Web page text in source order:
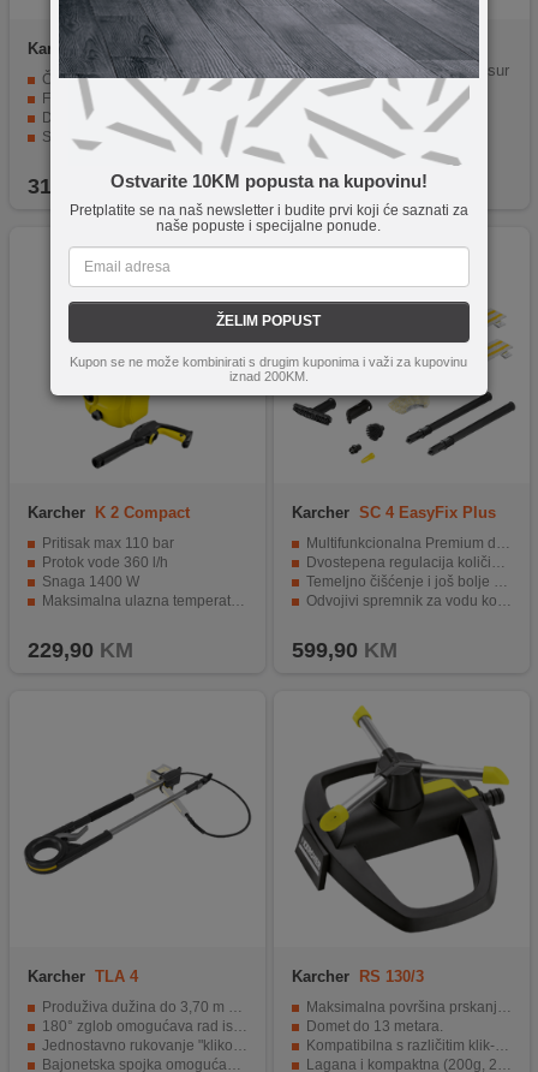
Ostvarite 10KM popusta na kupovinu!
Pretplatite se na naš newsletter i budite prvi koji će saznati za
naše popuste i specijalne ponude.
ŽELIM POPUST
Kupon se ne može kombinirati s drugim kuponima i važi za kupovinu
iznad 200KM.
Karcher SC 2 EasyFix
Čišćenje samo parom, bez hemikalija
Fleksibilna EasyFix podna mlaznica za bolju kontrolu
Dvostepena regulacija pare
Sigurnosne funkcije za bezbrižnu upotrebu
Dodatna oprema za čišćenje raznih površina
319,90 KM
Karcher
1.950-700.0
KARCHER K 5 Classic pressur
e washer - 1.950-700.0
594,90KM
Karcher K 2 Compact
Pritisak max 110 bar
Protok vode 360 l/h
Snaga 1400 W
Maksimalna ulazna temperatura vode 40°C
229,90 KM
Karcher SC 4 EasyFix Plus
Multifunkcionalna Premium dodatna oprema
Dvostepena regulacija količine pare
Temeljno čišćenje i još bolje razlaganje i upijanje prljavštine.
Odvojivi spremnik za vodu koji se stalno puni
599,90 KM
Karcher TLA 4
Produživa dužina do 3,70 m za čišćenje visokih površina
180° zglob omogućava rad ispod kosina i nadstrešnica
Jednostavno rukovanje "klikom" pri produženju
Bajonetska spojka omogućava brzu montažu
Karcher RS 130/3
Maksimalna površina prskanja 133 m².
Domet do 13 metara.
Kompatibilna s različitim klik-sustavima.
Lagana i kompaktna (200g, 200x248x100mm).